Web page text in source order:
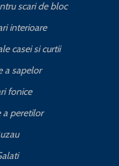
scari de bloc
interioare
casei si curtii
a sapelor
fonice
a peretilor